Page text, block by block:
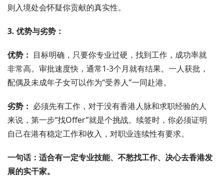
则入境处会怀疑你贡献的真实性。
3. 优势与劣势：
优势： 目标明确，只要你专业过硬，找到工作，成功率就
非常高。审批速度快，通常1-3个月就有结果。一人获批，
配偶及未成年子女可以作为“受养人”一同赴港。
劣势： 必须先有工作，对于没有香港人脉和求职经验的人
来说，第一步“找Offer”就是个挑战。续签时，你必须证明
自己在港有稳定工作和收入，对职业连续性有要求。
一句话：适合有一定专业技能、不愁找工作、决心去香港发
展的实干家。